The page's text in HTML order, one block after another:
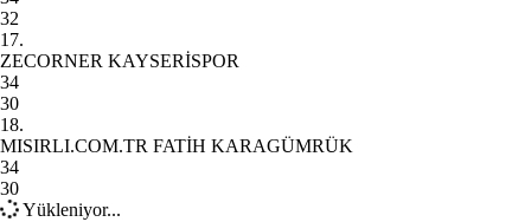
32
17.
ZECORNER KAYSERİSPOR
34
30
18.
MISIRLI.COM.TR FATİH KARAGÜMRÜK
34
30
Yükleniyor...